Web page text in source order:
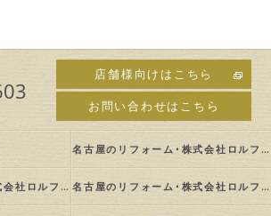
店舗様向けはこちら
お問い合わせはこちら
名古屋のリフォーム･株式会社ロルフの口コミ情報
名古屋のリフォーム･株式会社ロルフの評判 名古屋のリフォーム･株式会社ロルフのお客様の声